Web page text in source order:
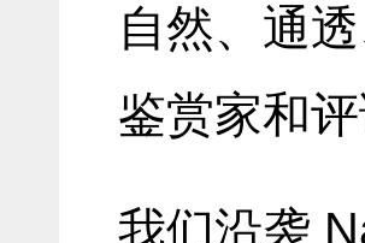
自然、通
鉴赏家和
我们沿袭